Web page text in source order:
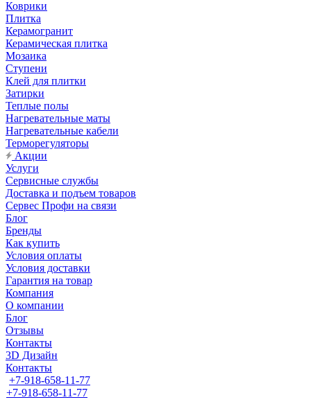
Коврики
Плитка
Керамогранит
Керамическая плитка
Мозаика
Ступени
Клей для плитки
Затирки
Теплые полы
Нагревательные маты
Нагревательные кабели
Терморегуляторы
Акции
Услуги
Сервисные службы
Доставка и подъем товаров
Сервес Профи на связи
Блог
Бренды
Как купить
Условия оплаты
Условия доставки
Гарантия на товар
Компания
О компании
Блог
Отзывы
Контакты
3D Дизайн
Контакты
+7-918-658-11-77
+7-918-658-11-77